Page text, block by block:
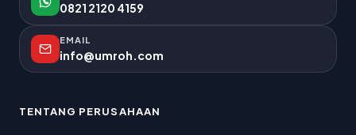
0821 2120 4159
EMAIL
info@umroh.com
TENTANG PERUSAHAAN